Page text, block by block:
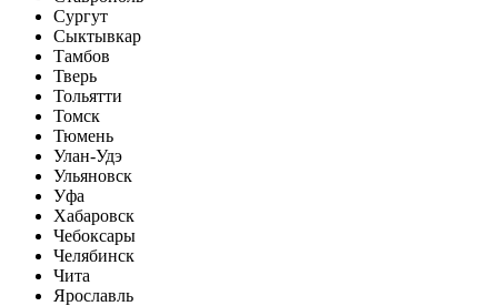
Сургут
Сыктывкар
Тамбов
Тверь
Тольятти
Томск
Тюмень
Улан-Удэ
Ульяновск
Уфа
Хабаровск
Чебоксары
Челябинск
Чита
Ярославль